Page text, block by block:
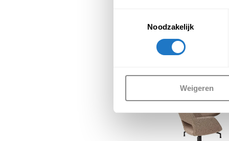
Noodzakelijk
Weigeren